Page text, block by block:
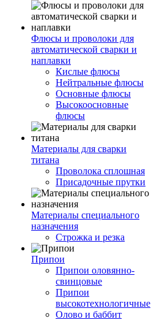
Флюсы и проволоки для
автоматической сварки и
наплавки
Кислые флюсы
Нейтральные флюсы
Основные флюсы
Высокоосновные
флюсы
Материалы для сварки
титана
Проволока сплошная
Присадочные прутки
Материалы специального
назначения
Строжка и резка
Припои
Припои оловянно-
свинцовые
Припои
высокотехнологичные
Олово и баббит